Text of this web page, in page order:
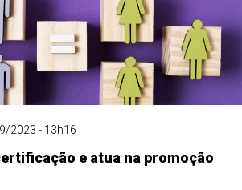
2023 - 13h16
e atua na promoção